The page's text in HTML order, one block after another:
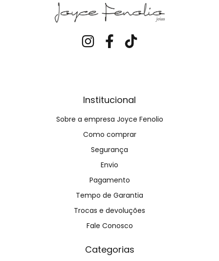
Institucional
Sobre a empresa Joyce Fenolio
Como comprar
Segurança
Envio
Pagamento
Tempo de Garantia
Trocas e devoluções
Fale Conosco
Categorias